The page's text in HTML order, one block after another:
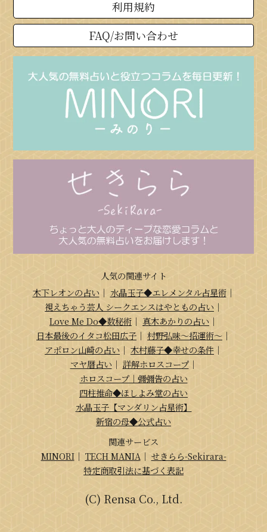
利用規約
FAQ/お問い合わせ
人気の関連サイト
木下レオンの占い ｜ 水晶玉子◆エレメンタル占星術｜
視えちゃう芸人 シークエンスはやともの占い ｜
Love Me Do◆数秘術 ｜ 真木あかりの占い ｜
日本最後のイタコ松田広子 ｜ 村野弘味～招運術～ ｜
アポロン山崎の占い ｜ 木村藤子◆幸せの条件 ｜
マヤ暦占い ｜ 詳解ホロスコープ｜
ホロスコープ｜彌彌告の占い
四柱推命◆ほしよみ堂の占い
水晶玉子【マンダリン占星術】
新宿の母◆公式占い
関連サービス
MINORI｜ TECH MANIA ｜ せきらら-Sekirara-
特定商取引法に基づく表記
(C) Rensa Co., Ltd.